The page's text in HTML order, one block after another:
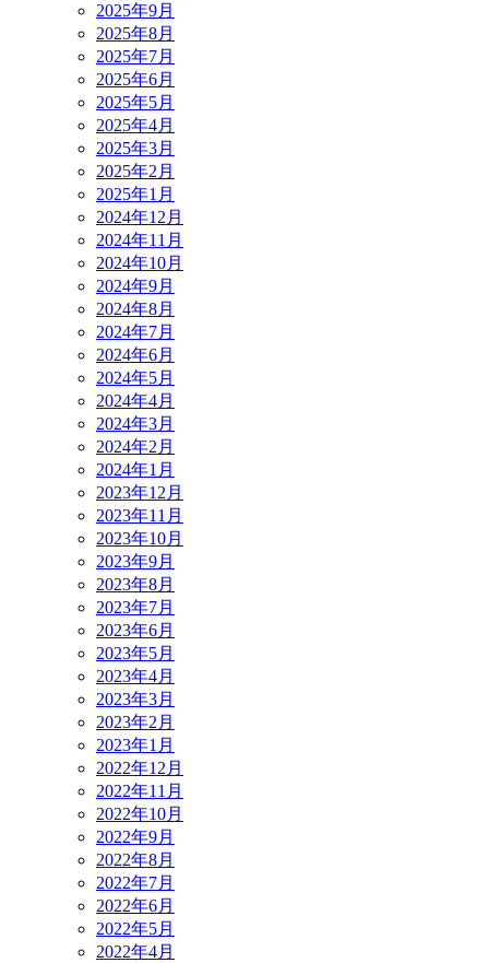
2025年9月
2025年8月
2025年7月
2025年6月
2025年5月
2025年4月
2025年3月
2025年2月
2025年1月
2024年12月
2024年11月
2024年10月
2024年9月
2024年8月
2024年7月
2024年6月
2024年5月
2024年4月
2024年3月
2024年2月
2024年1月
2023年12月
2023年11月
2023年10月
2023年9月
2023年8月
2023年7月
2023年6月
2023年5月
2023年4月
2023年3月
2023年2月
2023年1月
2022年12月
2022年11月
2022年10月
2022年9月
2022年8月
2022年7月
2022年6月
2022年5月
2022年4月